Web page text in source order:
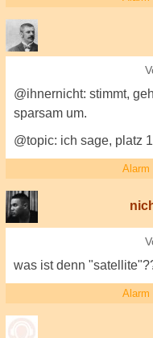
@ihnernicht: stimmt,
sparsam um.
@topic: ich sage, platz
Alarm
was ist denn
Alarm